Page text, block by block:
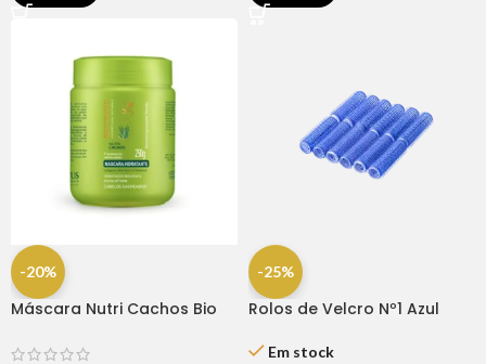
-20%
Máscara Nutri Cachos Bio
-25%
Rolos de Velcro Nº1 Azul
Dompel
Em stock